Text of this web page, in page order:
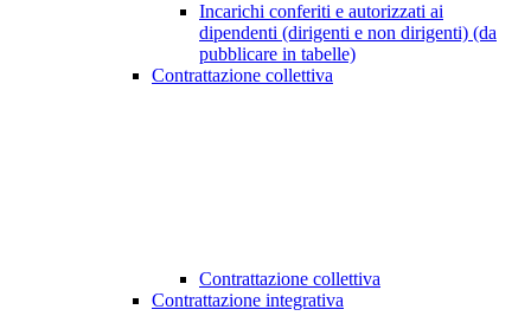
Incarichi conferiti e autorizzati ai
dipendenti (dirigenti e non dirigenti) (da
pubblicare in tabelle)
Contrattazione collettiva
Contrattazione collettiva
Contrattazione integrativa